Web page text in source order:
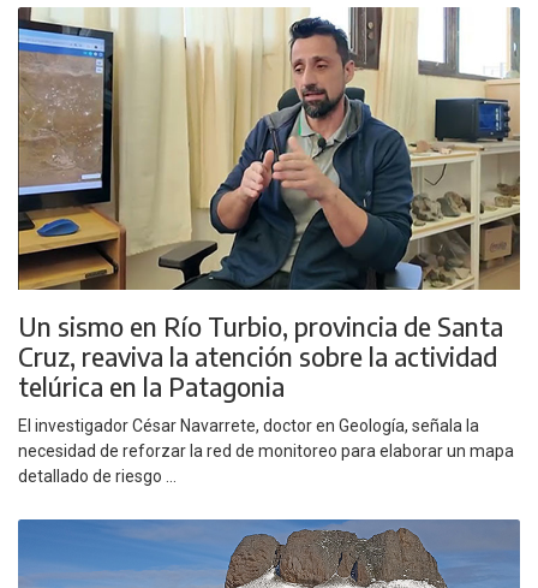
Un sismo en Río Turbio, provincia de Santa
Cruz, reaviva la atención sobre la actividad
telúrica en la Patagonia
El investigador César Navarrete, doctor en Geología, señala la
necesidad de reforzar la red de monitoreo para elaborar un mapa
detallado de riesgo ...